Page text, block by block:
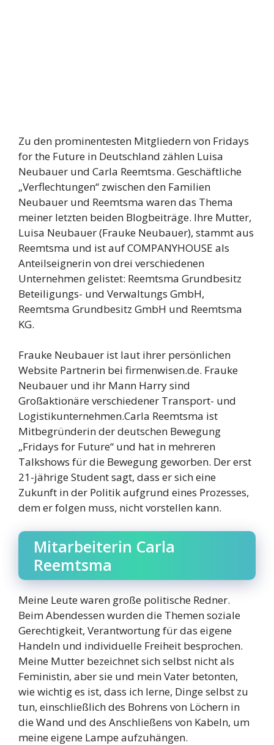
Zu den prominentesten Mitgliedern von Fridays
for the Future in Deutschland zählen Luisa
Neubauer und Carla Reemtsma. Geschäftliche
„Verflechtungen“ zwischen den Familien
Neubauer und Reemtsma waren das Thema
meiner letzten beiden Blogbeiträge. Ihre Mutter,
Luisa Neubauer (Frauke Neubauer), stammt aus
Reemtsma und ist auf COMPANYHOUSE als
Anteilseignerin von drei verschiedenen
Unternehmen gelistet: Reemtsma Grundbesitz
Beteiligungs- und Verwaltungs GmbH,
Reemtsma Grundbesitz GmbH und Reemtsma
KG.
Frauke Neubauer ist laut ihrer persönlichen
Website Partnerin bei firmenwisen.de. Frauke
Neubauer und ihr Mann Harry sind
Großaktionäre verschiedener Transport- und
Logistikunternehmen.Carla Reemtsma ist
Mitbegründerin der deutschen Bewegung
„Fridays for Future“ und hat in mehreren
Talkshows für die Bewegung geworben. Der erst
21-jährige Student sagt, dass er sich eine
Zukunft in der Politik aufgrund eines Prozesses,
dem er folgen muss, nicht vorstellen kann.
Mitarbeiterin Carla
Reemtsma
Meine Leute waren große politische Redner.
Beim Abendessen wurden die Themen soziale
Gerechtigkeit, Verantwortung für das eigene
Handeln und individuelle Freiheit besprochen.
Meine Mutter bezeichnet sich selbst nicht als
Feministin, aber sie und mein Vater betonten,
wie wichtig es ist, dass ich lerne, Dinge selbst zu
tun, einschließlich des Bohrens von Löchern in
die Wand und des Anschließens von Kabeln, um
meine eigene Lampe aufzuhängen.